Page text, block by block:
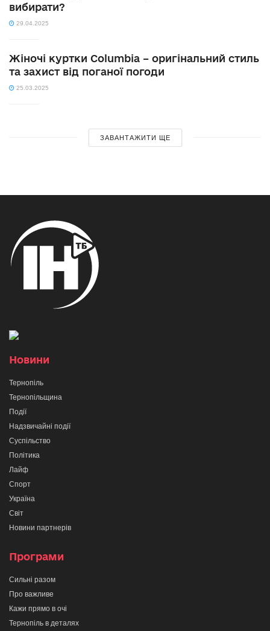
вибирати?
29.04.2025
Жіночі куртки Columbia – оригінальний стиль
та захист від поганої погоди
25.03.2025
ЗАВАНТАЖИТИ ЩЕ
Новини
Тернопіль
Тернопільщина
Події
Надзвичайні події
Суспільство
Політика
Лайф
Спорт
Україна
Світ
Новини партнерів
Програми
Сильні разом
Про важливе
Кажи прямо в очі
Тернопіль в деталях